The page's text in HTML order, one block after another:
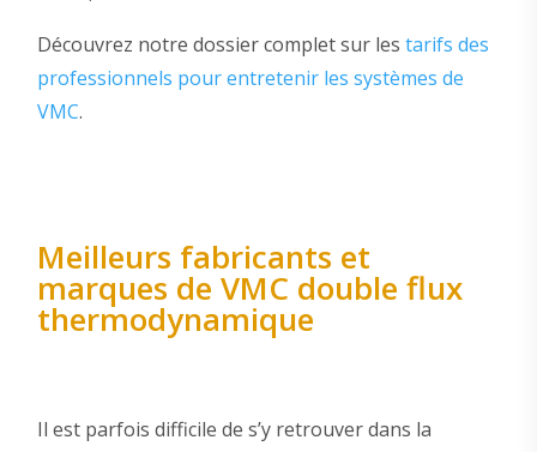
Découvrez notre dossier complet sur les tarifs des
professionnels pour entretenir les systèmes de
VMC.
Meilleurs fabricants et
marques de VMC double flux
thermodynamique
Il est parfois difficile de s’y retrouver dans la